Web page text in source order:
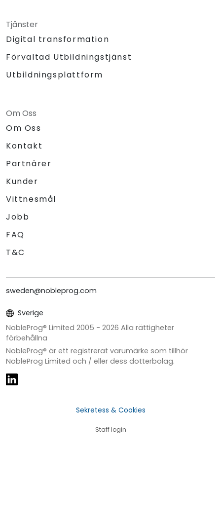
Tjänster
Digital transformation
Förvaltad Utbildningstjänst
Utbildningsplattform
Om Oss
Om Oss
Kontakt
Partnärer
Kunder
Vittnesmål
Jobb
FAQ
T&C
sweden@nobleprog.com
Sverige
NobleProg® Limited 2005 - 2026 Alla rättigheter
förbehållna
NobleProg® är ett registrerat varumärke som tillhör
NobleProg Limited och / eller dess dotterbolag.
Sekretess & Cookies
Staff login